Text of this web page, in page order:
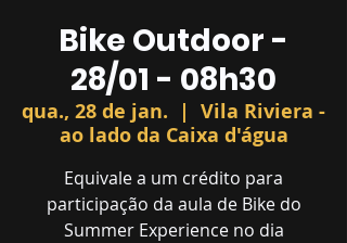
Bike Outdoor -
28/01 - 08h30
qua., 28 de jan.
  |
Vila Riviera -
ao lado da Caixa d'água
Equivale a um crédito para
participação da aula de Bike do
Summer Experience no dia